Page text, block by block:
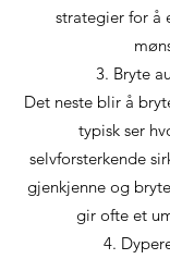
strategier for å
3. Bryte
Det neste blir å
typisk ser
selvforsterkende
gjenkjenne og
gir ofte et
4.